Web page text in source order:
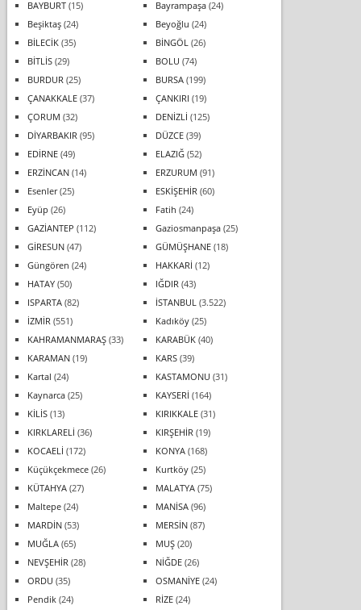
BAYBURT(15) Bayrampaşa(24)
Beşiktaş(24) Beyoğlu (24)
BİLECİK(35) BİNGÖL (26)
BİTLİS(29) BOLU (74)
BURDUR (25) BURSA(199)
ÇANAKKALE(37) ÇANKIRI (19)
ÇORUM (32) DENİZLİ (125)
DİYARBAKIR (95) DÜZCE(39)
EDİRNE(49) ELAZIĞ(52)
ERZİNCAN(14) ERZURUM (91)
Esenler(25) ESKİŞEHİR (60)
Eyüp (26) Fatih (24)
GAZİANTEP (112) Gaziosmanpaşa(25)
GİRESUN(47) GÜMÜŞHANE(18)
Güngören (24) HAKKARİ (12)
HATAY(50) IĞDIR (43)
ISPARTA(82) İSTANBUL (3.522)
İZMİR (551) Kadıköy(25)
KAHRAMANMARAŞ(33) KARABÜK(40)
KARAMAN(19) KARS(39)
Kartal (24) KASTAMONU (31)
Kaynarca(25) KAYSERİ (164)
KİLİS(13) KIRIKKALE(31)
KIRKLARELİ (36) KIRŞEHİR (19)
KOCAELİ (172) KONYA(168)
Küçükçekmece(26) Kurtköy(25)
KÜTAHYA(27) MALATYA(75)
Maltepe(24) MANİSA(96)
MARDİN(53) MERSİN(87)
MUĞLA(65) MUŞ(20)
NEVŞEHİR (28) NİĞDE(26)
ORDU (35) OSMANİYE(24)
Pendik(24) RİZE(24)